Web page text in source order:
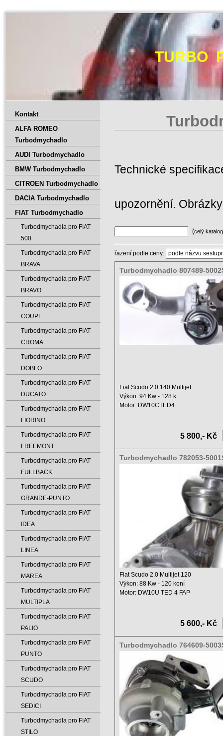
TURBO
Technické
upozornění.
(celý katalog
řazení podle ceny:
Turbodmychadlo 807489-
Fiat Scudo 2.0 140 Multijet
Výkon: 94 Kw - 128 k
Motor: DW10CTED4
5 800,- Kč
Turbodmychadlo 782053-
Fiat Scudo 2.0 Multijet 120
Výkon: 88 Kw - 120 koní
Motor: DW10U TED 4 FAP
5 600,- Kč
Turbodmychadlo 764609-
Kontakt
ALFA ROMEO
Turbodmychadlo
AUDI Turbodmychadlo
BMW Turbodmychadlo
CITROEN Turbodmychadlo
DACIA Turbodmychadlo
FIAT Turbodmychadlo
Turbodmychadla pro FIAT
500
Turbodmychadla pro FIAT
BRAVA
Turbodmychadla pro FIAT
BRAVO
Turbodmychadla pro FIAT
COUPE
Turbodmychadla pro FIAT
CROMA
Turbodmychadla pro FIAT
DOBLO
Turbodmychadla pro FIAT
DUCATO
Turbodmychadla pro FIAT
FIORINO
Turbodmychadla pro FIAT
FREEMONT
Turbodmychadla pro FIAT
FULLBACK
Turbodmychadla pro FIAT
GRANDE-PUNTO
Turbodmychadla pro FIAT
IDEA
Turbodmychadla pro FIAT
LINEA
Turbodmychadla pro FIAT
MAREA
Turbodmychadla pro FIAT
MULTIPLA
Turbodmychadla pro FIAT
PALIO
Turbodmychadla pro FIAT
PUNTO
Turbodmychadla pro FIAT
SCUDO
Turbodmychadla pro FIAT
SEDICI
Turbodmychadla pro FIAT
STILO